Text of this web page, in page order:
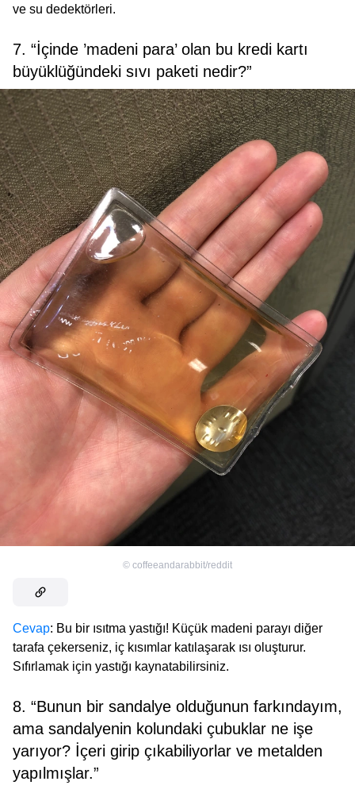
ve su dedektörleri.
7. “İçinde ’madeni para’ olan bu kredi kartı
büyüklüğündeki sıvı paketi nedir?”
© coffeeandarabbit/reddit
Cevap: Bu bir ısıtma yastığı! Küçük madeni parayı diğer
tarafa çekerseniz, iç kısımlar katılaşarak ısı oluşturur.
Sıfırlamak için yastığı kaynatabilirsiniz.
8. “Bunun bir sandalye olduğunun farkındayım,
ama sandalyenin kolundaki çubuklar ne işe
yarıyor? İçeri girip çıkabiliyorlar ve metalden
yapılmışlar.”